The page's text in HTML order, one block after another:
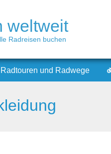
weltweit
Radreisen buchen
Radtouren und Radwege